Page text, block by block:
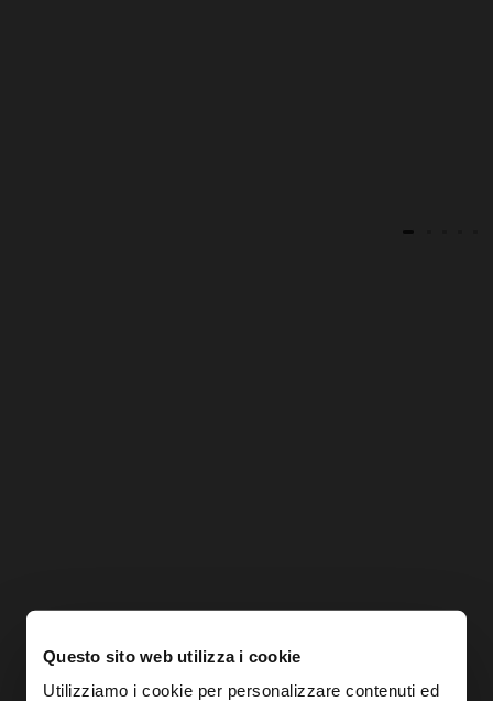
Questo sito web utilizza i cookie
Utilizziamo i cookie per personalizzare contenuti ed